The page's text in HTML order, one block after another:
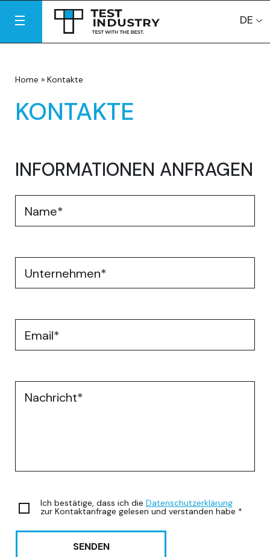
DE
Home » Kontakte
KONTAKTE
INFORMATIONEN ANFRAGEN
Name*
Unternehmen*
Email*
Nachricht*
Ich bestätige, dass ich die Datenschutzerklärung
zur Kontaktanfrage gelesen und verstanden habe *
SENDEN